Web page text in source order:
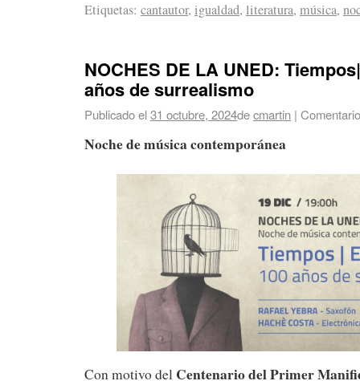
Etiquetas: cantautor, igualdad, literatura, música,
NOCHES DE LA UNED:
años de surrealismo
Publicado el31 octubre, 2024decmartin |
Noche de música contemporánea
Con motivo del Centenario del Primer